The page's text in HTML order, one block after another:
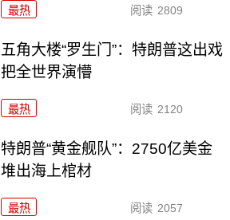
最热 阅读 2809
五角大楼“罗生门”：特朗普这出戏
把全世界演懵
最热 阅读 2120
特朗普“黄金舰队”：2750亿美金
堆出海上棺材
最热 阅读 2057